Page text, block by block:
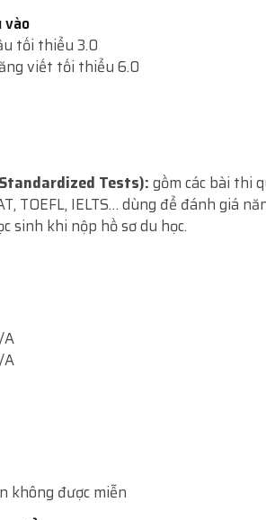
Tests):gồm các bài thi
TOEFL, IELTS… dùng để đánh giá
sinh khi nộp hồ sơ du học.
A
A
vào
tối thiểu 3.0
viết tối thiểu 6.0
không được miễn